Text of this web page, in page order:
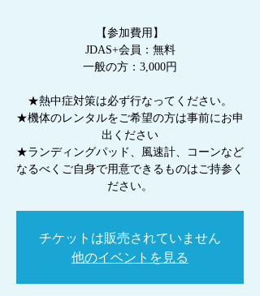
【参加費用】
JDAS+会員：無料
一般の方：3,000円
★熱中症対策は必ず行なってください。
★機体のレンタルをご希望の方は事前にお申
出ください
★ランディングパッド、風速計、コーンなど
なるべくご自身で用意できるものはご持参く
ださい。
チケットは販売されていません
他のイベントを見る